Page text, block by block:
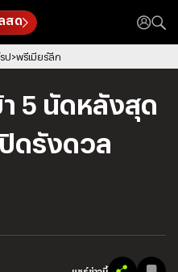
สด
ป พรีเมียร์ลีก
5 นัดหลังสุด
ดรังดวล